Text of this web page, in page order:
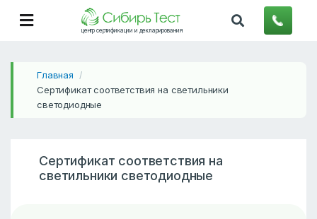
центр сертификации и декларирования
Главная /
Сертификат соответствия на светильники
светодиодные
Сертификат соответствия на
светильники светодиодные